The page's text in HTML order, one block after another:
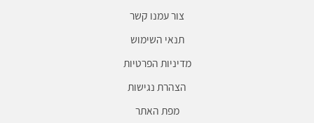
צור עמנו קשר
תנאי השימוש
מדיניות הפרטיות
הצהרת נגישות
מפת האתר